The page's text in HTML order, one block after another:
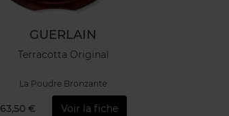
GUERLAIN
Terracotta Original
La Poudre Bronzante
63,50 € Voir la fiche